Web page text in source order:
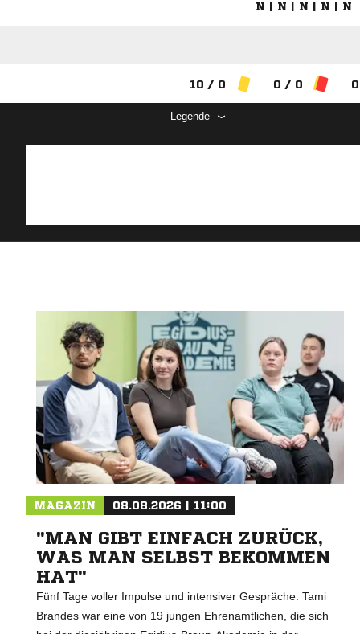
N | N | N | N | N
10 / 0 0 / 0
Legende
MAGAZIN 08.08.2026 | 11:00
"MAN GIBT EINFACH ZURÜCK,
WAS MAN SELBST BEKOMMEN
HAT"
Fünf Tage voller Impulse und intensiver Gespräche: Tami
Brandes war eine von 19 jungen Ehrenamtlichen, die sich